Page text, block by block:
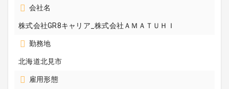
会社名
株式会社GR8キャリア_株式会社ＡＭＡＴＵＨＩ
勤務地
北海道北見市
雇用形態